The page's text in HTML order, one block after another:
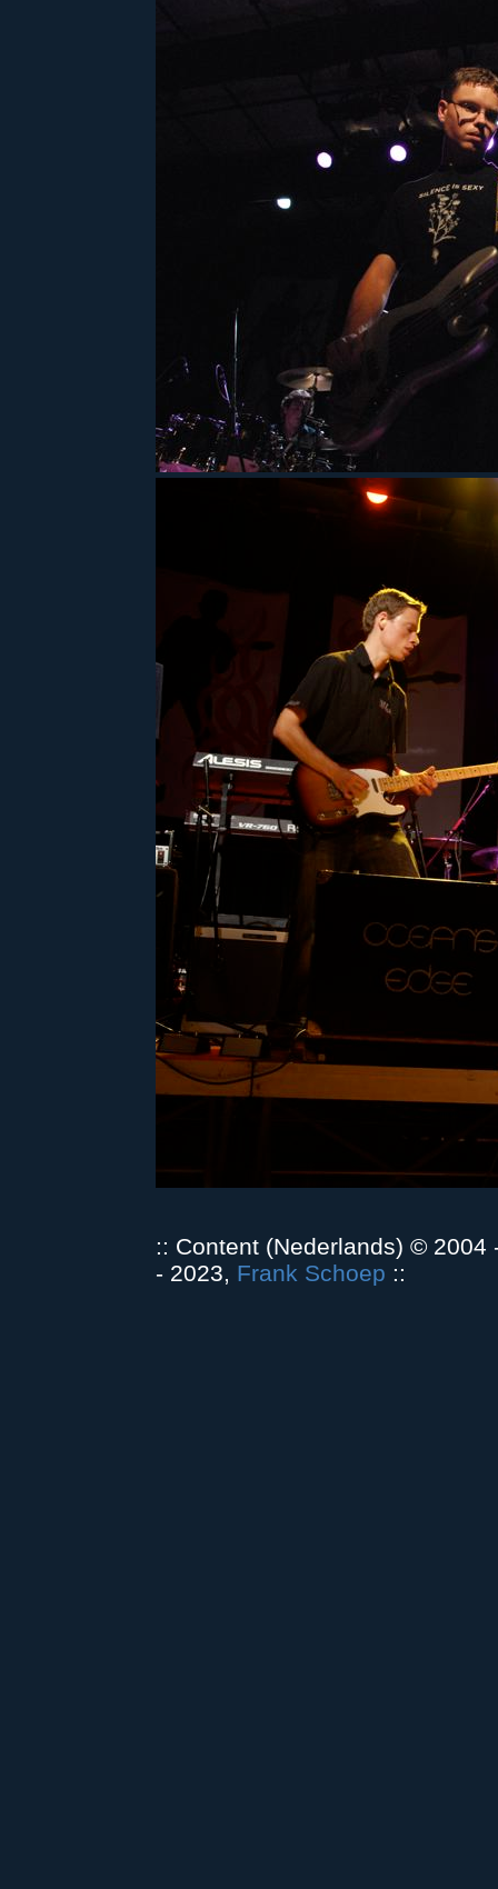
:: Content (Nederlands) ©
- 2023, Frank Schoep ::